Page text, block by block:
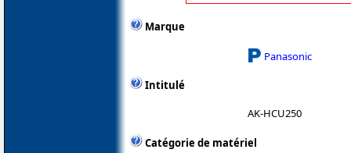
Marque
Panasonic
Intitulé
AK-HCU250
Catégorie de matériel